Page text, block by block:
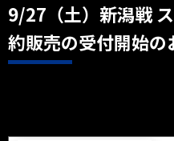
9/27（土）新潟戦
約販売の受付開始の